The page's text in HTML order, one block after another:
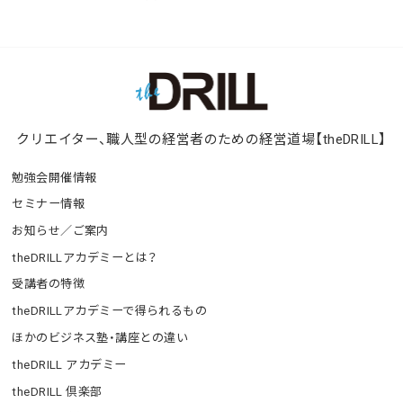
クリエイター、職人型の経営者のための経営道場【theDRILL】
勉強会開催情報
セミナー情報
お知らせ／ご案内
theDRILLアカデミーとは？
受講者の特徴
theDRILLアカデミーで得られるもの
ほかのビジネス塾・講座との違い
theDRILL アカデミー
theDRILL 倶楽部